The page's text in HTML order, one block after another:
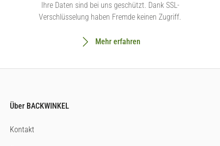
Ihre Daten sind bei uns geschützt. Dank SSL-
Verschlüsselung haben Fremde keinen Zugriff.
Mehr erfahren
Über BACKWINKEL
Kontakt